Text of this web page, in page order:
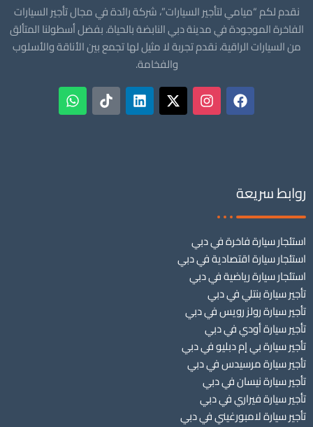
نقدم لكم “ميامي لتأجير السيارات”، شركة رائدة في مجال تأجير السيارات
الفاخرة الموجودة في مدينة دبي النابضة بالحياة. بفضل أسطولنا المتألق
من السيارات الراقية، نقدم تجربة لا مثيل لها تجمع بين الأناقة والأسلوب
والفخامة.
روابط سريعة
استئجار سيارة فاخرة في دبي
استئجار سيارة اقتصادية في دبي
استئجار سيارة رياضية في دبي
تأجير سيارة بنتلي في دبي
تأجير سيارة رولز رويس في دبي
تأجير سيارة أودي في دبي
تأجير سيارة بي إم دبليو في دبي
تأجير سيارة مرسيدس في دبي
تأجير سيارة نيسان في دبي
تأجير سيارة فيراري في دبي
تأجير سيارة لامبورغيني في دبي